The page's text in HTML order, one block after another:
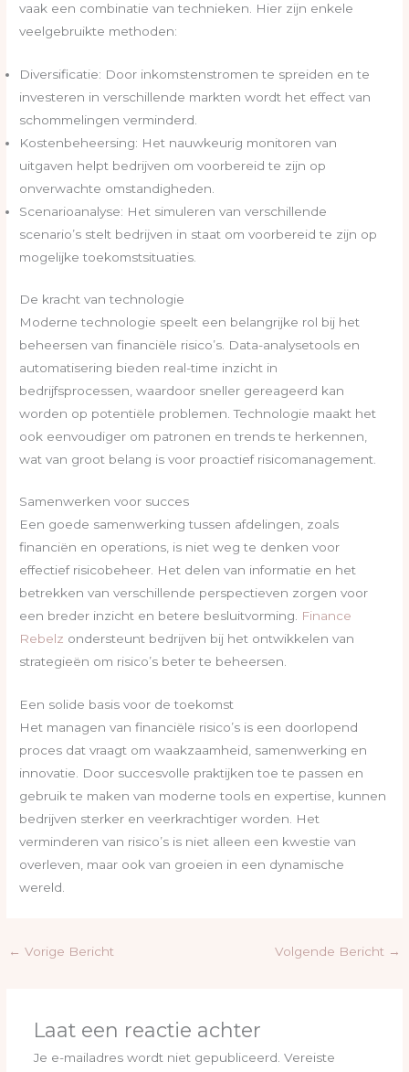
vaak een combinatie van technieken. Hier zijn enkele
veelgebruikte methoden:
Diversificatie: Door inkomstenstromen te spreiden en te
investeren in verschillende markten wordt het effect van
schommelingen verminderd.
Kostenbeheersing: Het nauwkeurig monitoren van
uitgaven helpt bedrijven om voorbereid te zijn op
onverwachte omstandigheden.
Scenarioanalyse: Het simuleren van verschillende
scenario’s stelt bedrijven in staat om voorbereid te zijn op
mogelijke toekomstsituaties.
De kracht van technologie
Moderne technologie speelt een belangrijke rol bij het
beheersen van financiële risico’s. Data-analysetools en
automatisering bieden real-time inzicht in
bedrijfsprocessen, waardoor sneller gereageerd kan
worden op potentiële problemen. Technologie maakt het
ook eenvoudiger om patronen en trends te herkennen,
wat van groot belang is voor proactief risicomanagement.
Samenwerken voor succes
Een goede samenwerking tussen afdelingen, zoals
financiën en operations, is niet weg te denken voor
effectief risicobeheer. Het delen van informatie en het
betrekken van verschillende perspectieven zorgen voor
een breder inzicht en betere besluitvorming. Finance
Rebelz ondersteunt bedrijven bij het ontwikkelen van
strategieën om risico’s beter te beheersen.
Een solide basis voor de toekomst
Het managen van financiële risico’s is een doorlopend
proces dat vraagt om waakzaamheid, samenwerking en
innovatie. Door succesvolle praktijken toe te passen en
gebruik te maken van moderne tools en expertise, kunnen
bedrijven sterker en veerkrachtiger worden. Het
verminderen van risico’s is niet alleen een kwestie van
overleven, maar ook van groeien in een dynamische
wereld.
← Vorige Bericht Volgende Bericht →
Laat een reactie achter
Je e-mailadres wordt niet gepubliceerd. Vereiste